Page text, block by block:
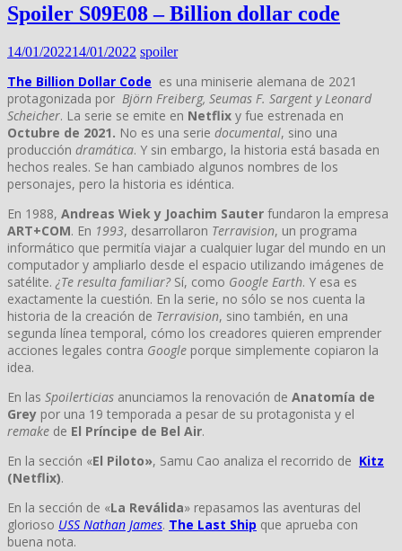
Spoiler S09E08 – Billion dollar code
14/01/202214/01/2022 spoiler
The Billion Dollar Code es una miniserie alemana de 2021
protagonizada por Björn Freiberg, Seumas F. Sargent y Leonard
Scheicher. La serie se emite en Netflix y fue estrenada en
Octubre de 2021. No es una serie documental, sino una
producción dramática. Y sin embargo, la historia está basada en
hechos reales. Se han cambiado algunos nombres de los
personajes, pero la historia es idéntica.
En 1988, Andreas Wiek y Joachim Sauter fundaron la empresa
ART+COM. En 1993, desarrollaron Terravision, un programa
informático que permitía viajar a cualquier lugar del mundo en un
computador y ampliarlo desde el espacio utilizando imágenes de
satélite. ¿Te resulta familiar?Sí, como Google Earth. Y esa es
exactamente la cuestión. En la serie, no sólo se nos cuenta la
historia de la creación de Terravision, sino también, en una
segunda línea temporal, cómo los creadores quieren emprender
acciones legales contra Google porque simplemente copiaron la
idea.
En las Spoilerticias anunciamos la renovación de Anatomía de
Grey por una 19 temporada a pesar de su protagonista y el
remake de El Príncipe de Bel Air.
En la sección «El Piloto», Samu Cao analiza el recorrido de Kitz
(Netflix).
En la sección de «La Reválida» repasamos las aventuras del
glorioso USS Nathan James. The Last Ship que aprueba con
buena nota.